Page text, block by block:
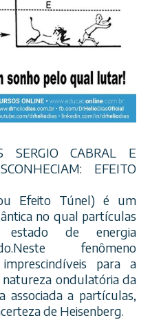
SERGIO CABRAL E
EFEITO
Efeito Túnel) é um
no qual partículas
de energia
fenômeno
para a
natureza ondulatória da
associada a partículas,
de Heisenberg.